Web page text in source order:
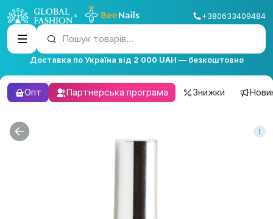
+380633409484
Пошук товарів...
Доставка по Україна від 2 000 UAH — безкоштовно
Опт Партнерська програма Знижки